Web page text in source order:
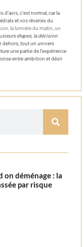
c’est normal, car la
et vos rêveries du
la lumière du matin, un
étapes, la décision
dehors, tout un univers
une partie de l’expérience
entre ambition et désir
déménage : la
par risque